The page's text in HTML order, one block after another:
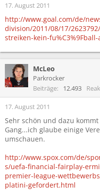
17. August 2011
http://www.goal.com/de/
division/2011/08/17/
streiken-kein-fu%C3%9Fball-
McLeo
Parkrocker
Beiträge
12.493
17. August 2011
Sehr schön und dazu
Gang...ich glaube einige
umschauen.
http://www.spox.com/de/
s/uefa-financial-fairplay-
premier-league-
platini-gefordert.html